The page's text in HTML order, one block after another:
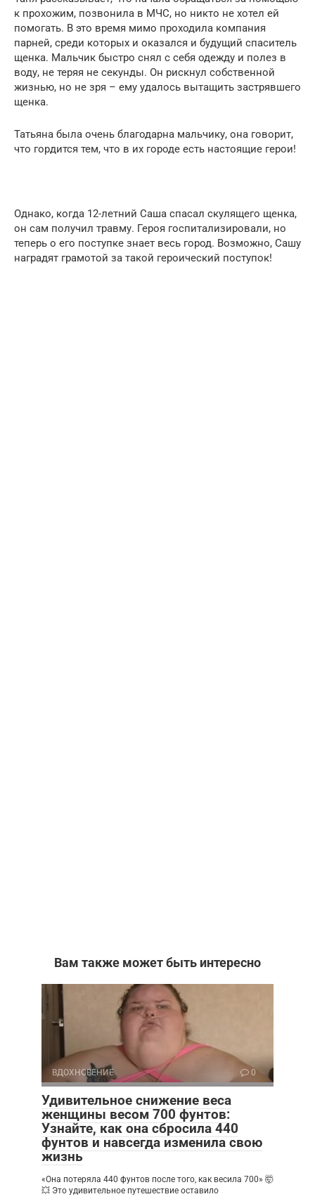
к прохожим, позвонила в МЧС, но никто не хотел ей
помогать. В это время мимо проходила компания
парней, среди которых и оказался и будущий спаситель
щенка. Мальчик быстро снял с себя одежду и полез в
воду, не теряя не секунды. Он рискнул собственной
жизнью, но не зря – ему удалось вытащить застрявшего
щенка.
Татьяна была очень благодарна мальчику, она говорит,
что гордится тем, что в их городе есть настоящие герои!
Однако, когда 12-летний Саша спасал скулящего щенка,
он сам получил травму. Героя госпитализировали, но
теперь о его поступке знает весь город. Возможно, Сашу
наградят грамотой за такой героический поступок!
Вам также может быть интересно
ВДОХНОВЕНИЕ 0
Удивительное снижение веса
женщины весом 700 фунтов:
Узнайте, как она сбросила 440
фунтов и навсегда изменила свою
жизнь
«Она потеряла 440 фунтов после того, как весила 700» 🤯
💥 Это удивительное путешествие оставило